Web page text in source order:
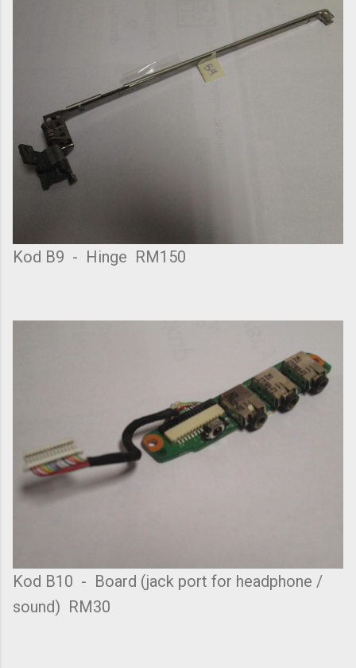
Kod B9 - Hinge RM150
Kod B10 - Board (jack port for headphone /
sound) RM30